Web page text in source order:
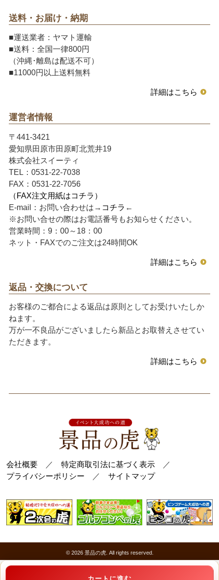
送料・お届け・納期
■運送業者：ヤマト運輸
■送料：全国一律800円
（沖縄･離島は配送不可）
■11000円以上送料無料
詳細はこちら
運営者情報
〒441-3421
愛知県田原市田原町北荒井19
株式会社スイーティ
TEL：0531-22-7038
FAX：0531-22-7056
（FAX注文用紙はコチラ）
E-mail：お問い合わせは→ コチラ ←
※お問い合せの際はお電話番号もお知らせください。
営業時間：9：00～18：00
ネット・FAXでのご注文は24時間OK
詳細はこちら
返品・交換について
お客様のご都合による返品は原則としてお受けいたしか
ねます。
万が一不良品がございましたら新品とお取替えさせてい
ただきます。
詳細はこちら
会社概要 ／特定商取引法に基づく表示 ／
プライバシーポリシー ／サイトマップ
© 2026 景品の虎. All rights reserved.